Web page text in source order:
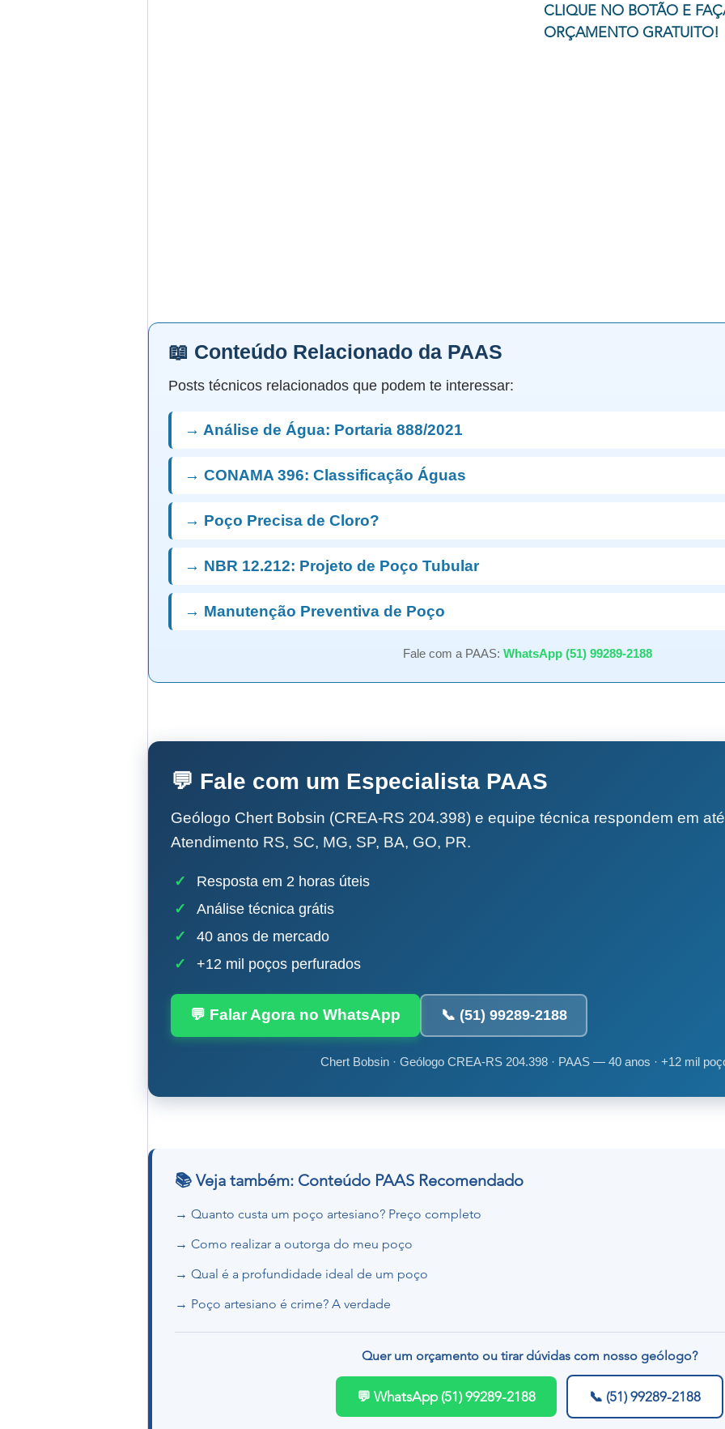
CLIQUE NO BOTÃO E
ORÇAMENTO GRATUITO!
📖 Conteúdo Relacionado da PAAS
Posts técnicos relacionados que podem te interessar:
→ Análise de Água: Portaria 888/2021
→ CONAMA 396: Classificação Águas
→ Poço Precisa de Cloro?
→ NBR 12.212: Projeto de Poço Tubular
→ Manutenção Preventiva de Poço
Fale com a PAAS: WhatsApp (51) 99289-2188
💬 Fale com um Especialista PAAS
Geólogo Chert Bobsin (CREA-RS 204.398) e equipe técnica respondem em
Atendimento RS, SC, MG, SP, BA, GO, PR.
✓
Resposta em 2 horas úteis
✓
Análise técnica grátis
✓
40 anos de mercado
✓
+12 mil poços perfurados
💬 Falar Agora no WhatsApp 📞 (51) 99289-2188
Chert Bobsin · Geólogo CREA-RS 204.398 · PAAS — 40 anos · +12 mil
📚 Veja também: Conteúdo PAAS Recomendado
→ Quanto custa um poço artesiano? Preço completo
→ Como realizar a outorga do meu poço
→ Qual é a profundidade ideal de um poço
→ Poço artesiano é crime? A verdade
Quer um orçamento ou tirar dúvidas com nosso geólogo?
💬 WhatsApp (51) 99289-2188 📞 (51) 99289-2188